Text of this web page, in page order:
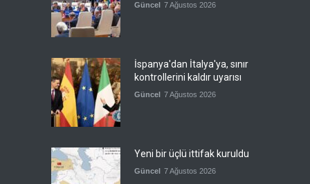
Güncel 7 Ağustos 2026
İspanya'dan İtalya'ya, sınır
kontrollerini kaldır uyarısı
Güncel 7 Ağustos 2026
Yeni bir üçlü ittifak kuruldu
Güncel 7 Ağustos 2026